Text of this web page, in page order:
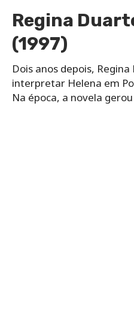
Regina
(1997)
Dois anos depois,
interpretar Helena em
Na época, a novela